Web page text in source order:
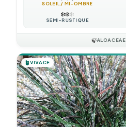
SOLEIL / MI-OMBRE
❄️❄️❄️
SEMI-RUSTIQUE
🍃ALOACEAE
🪴VIVACE